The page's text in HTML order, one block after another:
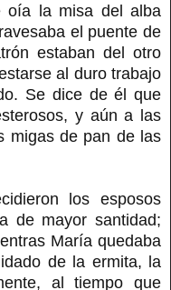
oía la misa del alba
el puente de
estaban del otro
al duro trabajo
Se dice de él que
y aún a las
migas de pan de las
los esposos
de mayor santidad;
María quedaba
de la ermita, la
al tiempo que